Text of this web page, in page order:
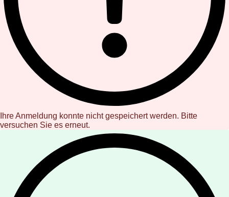
Ihre Anmeldung konnte nicht gespeichert werden. Bitte
versuchen Sie es erneut.